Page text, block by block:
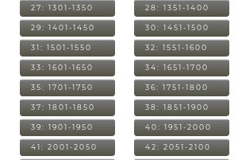
27: 1301-1350 28: 1351-1400
29: 1401-1450 30: 1451-1500
31: 1501-1550 32: 1551-1600
33: 1601-1650 34: 1651-1700
35: 1701-1750 36: 1751-1800
37: 1801-1850 38: 1851-1900
39: 1901-1950 40: 1951-2000
41: 2001-2050 42: 2051-2100